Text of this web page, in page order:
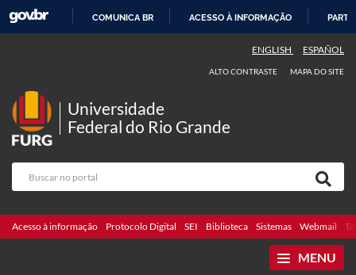
COMUNICA BR ACESSO À INFORMAÇÃO
ENGLISH ESPAÑOL
ALTO CONTRASTE MAPA DO SITE
Universidade
Federal do Rio Grande
Acesso à informação Protocolo Digital SEI Biblioteca Sistemas Webmail
MENU